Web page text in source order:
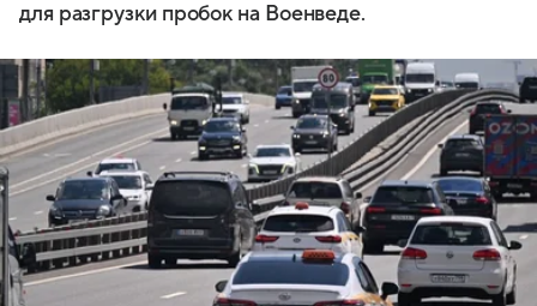
для разгрузки пробок на Военведе.